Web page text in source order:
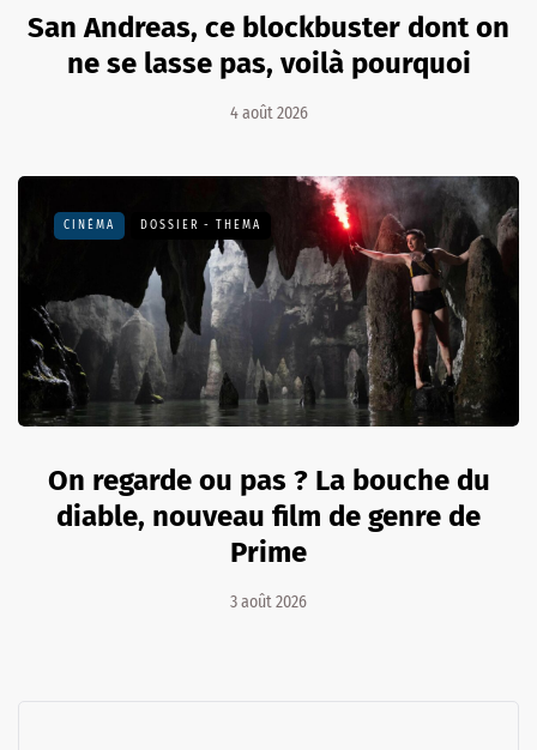
San Andreas, ce blockbuster dont on
ne se lasse pas, voilà pourquoi
4 août 2026
CINÉMA DOSSIER - THEMA
On regarde ou pas ? La bouche du
diable, nouveau film de genre de
Prime
3 août 2026